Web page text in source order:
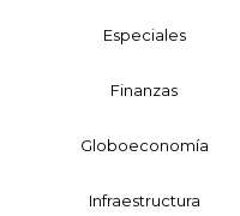
Especiales
Finanzas
Globoeconomía
Infraestructura